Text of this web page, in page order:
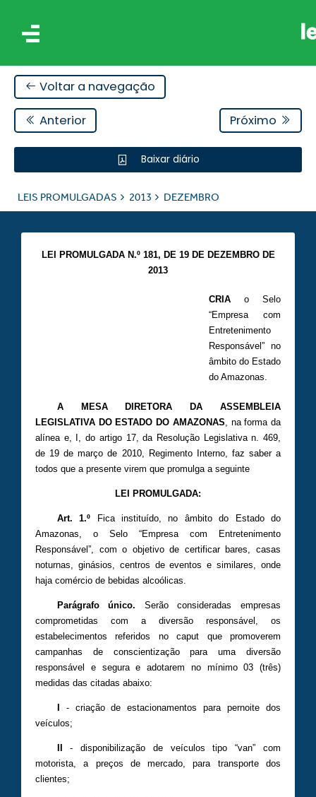
Voltar a navegação
Anterior Próximo
Baixar diário
LEIS PROMULGADAS 2013 DEZEMBRO
LEI PROMULGADA N.º 181, DE 19 DE DEZEMBRO DE
2013
CRIAo Selo
“Empresa com
Entretenimento
Responsável” no
âmbito do Estado
do Amazonas.
A MESA DIRETORA DA ASSEMBLEIA
LEGISLATIVA DO ESTADO DO AMAZONAS , na forma da
alínea e, I, do artigo 17, da Resolução Legislativa n. 469,
de 19 de março de 2010, Regimento Interno, faz saber a
todos que a presente virem que promulga a seguinte
LEI PROMULGADA:
Art. 1.º Fica instituído, no âmbito do Estado do
Amazonas, o Selo “Empresa com Entretenimento
Responsável”, com o objetivo de certificar bares, casas
noturnas, ginásios, centros de eventos e similares, onde
haja comércio de bebidas alcoólicas.
Parágrafo único. Serão consideradas empresas
comprometidas com a diversão responsável, os
estabelecimentos referidos no caput que promoverem
campanhas de conscientização para uma diversão
responsável e segura e adotarem no mínimo 03 (três)
medidas das citadas abaixo:
- criação de estacionamentos para pernoite dos
veículos;
- disponibilização de veículos tipo “van” com
motorista, a preços de mercado, para transporte dos
clientes;